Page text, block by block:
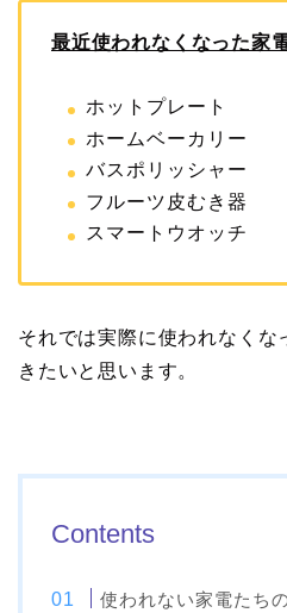
最近使われなくなった家
ホットプレート
ホームベーカリー
バスポリッシャー
フルーツ皮むき器
スマートウオッチ
それでは実際に使われなくな
きたいと思います。
Contents
使われない家電たち